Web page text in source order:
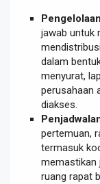
jawab untuk
dalam
menyurat,
perusahaan
diakses.
pertemuan,
termasuk
memastikan
ruang rapat